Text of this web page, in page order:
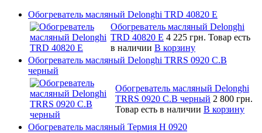
Обогреватель масляный Delonghi TRD 40820 E
Обогреватель масляный Delonghi
TRD 40820 E 4 225 грн. Товар есть
в наличии В корзину
Обогреватель масляный Delonghi TRRS 0920 C.B
черный
Обогреватель масляный Delonghi
TRRS 0920 C.B черный 2 800 грн.
Товар есть в наличии В корзину
Обогреватель масляный Термия Н 0920